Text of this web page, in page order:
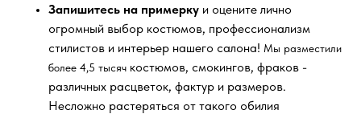
Запишитесь на примерку и оцените лично
огромный выбор костюмов, профессионализм
стилистов и интерьер нашего салона! Мы разместили
более 4,5 тысяч костюмов, смокингов, фраков -
различных расцветок, фактур и размеров.
Несложно растеряться от такого обилия